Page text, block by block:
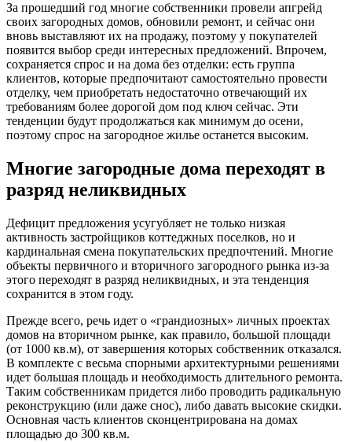
За прошедший год многие собственники провели апгрейд
своих загородных домов, обновили ремонт, и сейчас они
вновь выставляют их на продажу, поэтому у покупателей
появится выбор среди интересных предложений. Впрочем,
сохраняется спрос и на дома без отделки: есть группа
клиентов, которые предпочитают самостоятельно провести
отделку, чем приобретать недостаточно отвечающий их
требованиям более дорогой дом под ключ сейчас. Эти
тенденции будут продолжаться как минимум до осени,
поэтому спрос на загородное жилье останется высоким.
Многие загородные дома переходят в
разряд неликвидных
Дефицит предложения усугубляет не только низкая
активность застройщиков коттеджных поселков, но и
кардинальная смена покупательских предпочтений. Многие
объекты первичного и вторичного загородного рынка из-за
этого переходят в разряд неликвидных, и эта тенденция
сохранится в этом году.
Прежде всего, речь идет о «грандиозных» личных проектах
домов на вторичном рынке, как правило, большой площади
(от 1000 кв.м), от завершения которых собственник отказался.
В комплекте с весьма спорными архитектурными решениями
идет большая площадь и необходимость длительного ремонта.
Таким собственникам придется либо проводить радикальную
реконструкцию (или даже снос), либо давать высокие скидки.
Основная часть клиентов сконцентрирована на домах
площадью до 300 кв.м.